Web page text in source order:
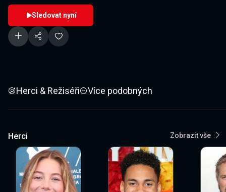
Sledovat nyní
Herci & Režiséři Více podobných
Herci Zobrazit vše